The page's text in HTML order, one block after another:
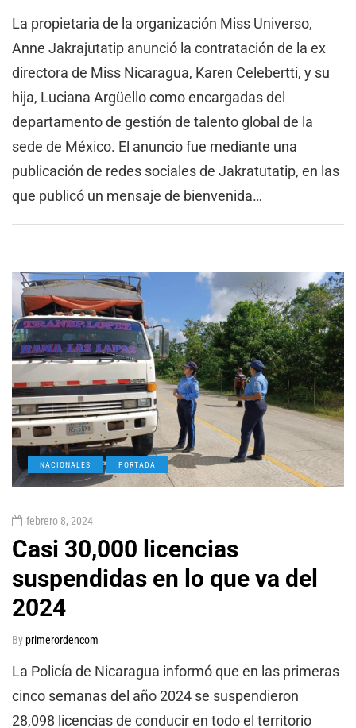
La propietaria de la organización Miss Universo,
Anne Jakrajutatip anunció la contratación de la ex
directora de Miss Nicaragua, Karen Celebertti, y su
hija, Luciana Argüello como encargadas del
departamento de gestión de talento global de la
sede de México. El anuncio fue mediante una
publicación de redes sociales de Jakratutatip, en las
que publicó un mensaje de bienvenida…
NACIONALES PORTADA
febrero 8, 2024
Casi 30,000 licencias
suspendidas en lo que va del
2024
Byprimerordencom
La Policía de Nicaragua informó que en las primeras
cinco semanas del año 2024 se suspendieron
28,098 licencias de conducir en todo el territorio